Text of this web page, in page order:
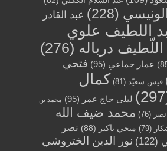
(228)
عبد القادر
اللطيف علوي
درباله (276)
عمار جماعي (95)
فتحي
قيس سعيّد(81)
كمال
ليلى حاج عمر (95) محمد بن
(76)
محمد ضيف الله
(79) منجي باكير (88)
نصر
(122)
نور الدين الختروشي